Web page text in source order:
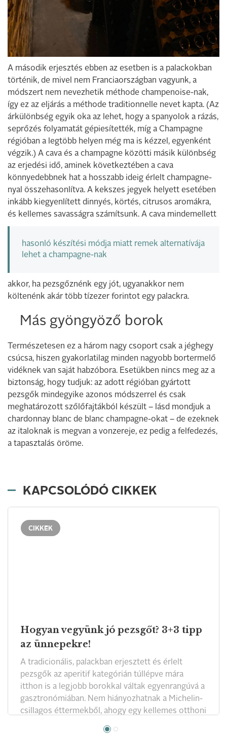
A második erjesztés ebben az esetben is a palackokban
történik, de mivel nem Franciaországban vagyunk, a
módszert nem nevezhetik méthode champenoise-nak,
így ez az eljárás a méthode traditionnelle nevet kapta. (Az
árkülönbség egyik oka az lehet, hogy a spanyolok a rázás,
seprőzés folyamatát gépiesítették, míg a Champagne
régióban a legtöbb helyen még ma is kézzel, egyenként
végzik.) A cava és a champagne közötti másik különbség
az erjedési idő, aminek következtében a cava
könnyedebbnek hat a hosszabb ideig érlelt champagne-
nyal összehasonlítva. A kekszes jegyek helyett esetében
inkább kiegyenlített dinnyés, körtés, citrusos aromákra,
és kellemes savasságra számítsunk. A cava mindemellett
hasonló készítési módja miatt remek alternatívája
lehet a champagne-nak
akkor, ha pezsgőznénk egy jót, ugyanakkor nem
költenénk akár több tízezer forintot egy palackra.
Más gyöngyöző borok
Természetesen ez a három nagy csoport csak a jéghegy
csúcsa, hiszen gyakorlatilag minden nagyobb bortermelő
vidéknek van saját habzóbora. Esetükben nincs meg az a
biztonság, hogy tudjuk: az adott régióban gyártott
pezsgők mindegyike azonos módszerrel és csak
meghatározott szőlőfajtákból készült – lásd mondjuk a
chardonnay blanc de blanc champagne-okat – de ezeknek
az italoknak is megvan a vonzereje, ez pedig a felfedezés,
a tapasztalás öröme.
KAPCSOLÓDÓ CIKKEK
CIKKEK
Hogyan vegyünk jó pezsgőt? 3+3 tipp
az ünnepekre!
A tradicionális, palackban erjesztett és érlelt
pezsgők az aperitif kategórián túllépve mára
itthon is a legjobb borokkal váltak egyenrangúvá a
gasztronómiában. Nem hiányozhatnak a Michelin-
csillagos éttermekből, ahogy egy kellemes otthoni